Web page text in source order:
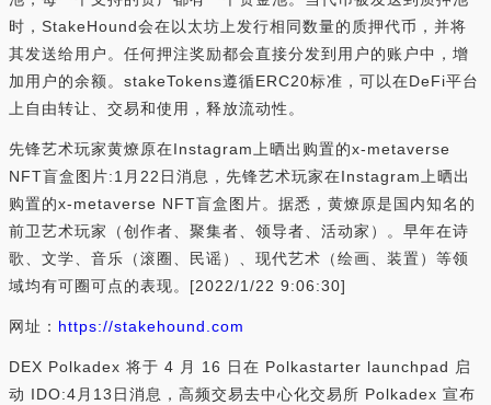
时，StakeHound会在以太坊上发行相同数量的质押代币，并将
其发送给用户。任何押注奖励都会直接分发到用户的账户中，增
加用户的余额。stakeTokens遵循ERC20标准，可以在DeFi平台
上自由转让、交易和使用，释放流动性。
先锋艺术玩家黄燎原在Instagram上晒出购置的x-metaverse
NFT盲盒图片:1月22日消息，先锋艺术玩家在Instagram上晒出
购置的x-metaverse NFT盲盒图片。据悉，黄燎原是国内知名的
前卫艺术玩家（创作者、聚集者、领导者、活动家）。早年在诗
歌、文学、音乐（滚圈、民谣）、现代艺术（绘画、装置）等领
域均有可圈可点的表现。[2022/1/22 9:06:30]
网址： https://stakehound.com
DEX Polkadex 将于 4 月 16 日在 Polkastarter launchpad 启
动 IDO:4月13日消息，高频交易去中心化交易所 Polkadex 宣布